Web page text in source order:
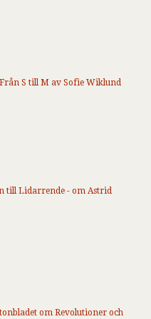
S till M av Sofie Wiklund
till Lidarrende - om Astrid
om Revolutioner och